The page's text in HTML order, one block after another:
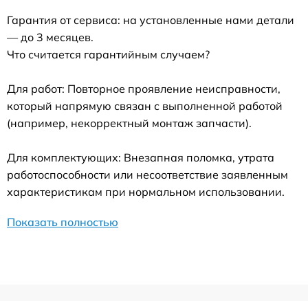
Гарантия от сервиса: на установленные нами детали
— до 3 месяцев.
Что считается гарантийным случаем?
Для работ: Повторное проявление неисправности,
который напрямую связан с выполненной работой
(например, некорректный монтаж запчасти).
Для комплектующих: Внезапная поломка, утрата
работоспособности или несоответствие заявленным
характеристикам при нормальном использовании.
Показать полностью